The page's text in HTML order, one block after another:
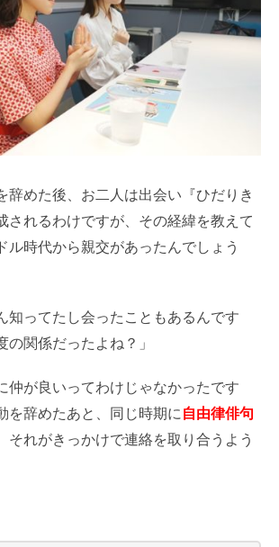
辞めた後、お二人は出会い『ひだりき
されるわけですが、その経緯を教えて
ル時代から親交があったんでしょう
知ってたし会ったこともあるんです
の関係だったよね？」
仲が良いってわけじゃなかったです
を辞めたあと、同じ時期に自由律俳句
それがきっかけで連絡を取り合うよう